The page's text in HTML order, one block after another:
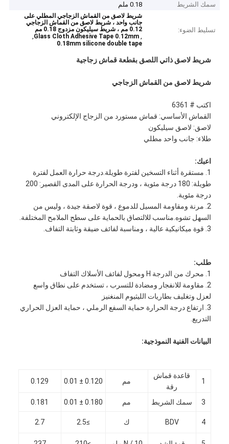
سمك الشريط
0.18 ملم
تسليط الضوء:
شريط لاصق من القماش الزجاجي المطلي على
جانب واحد ، شريط لاصق من القماش الزجاجي
0.12 مم ، شريط سيليكون مزدوج 0.18 مم
,
Glass Cloth Adhesive Tape 0.12mm
,
0.18mm silicone double tape
شريط لاصق ذاتي اللصق بقطعة قماش زجاجية
شريط لاصق من القماش الزجاجي
اكتب # 6361
القماش الأساسي: قماش مستورد من الزجاج الإلكتروني
لاصق: لاصق سيليكون
طلاء: جانب واحد مطلي
اعبك:
1. مستقرة أثناء التسخين لفترة طويلة.درجة حرارة العمل لفترة
طويلة: 180 درجة مئوية ، ودرجة الحرارة على المدى القصير: 200
درجة مئوية.
2. مرنة ومقاومة المسيل للدموع ، قوة لاصقة جيدة ، وليس من
السهل تشوه.مناسب للالتصاق بالحماية على سطح الملامح المختلفة.
3. قوة ميكانيكية عالية ، ومناسبة لفائف ضيقة وثابتة التفاف.
طلب:
1. محرك من الدرجة H ومحول لفائف الأسلاك التفاف
2. مقاومة للانفجار ومضادة للتسرب ، تستخدم على نطاق واسع
لعزل وتغليف بطاريات الليثيوم المنغنيز
3. ارتفاع درجة الحرارة حماية السفع الرملي ، حماية العزل الحراري
التدريع.
البيانات الفنية النموذجية:
1
قاعدة قماش
رقة
مم 0.120 ± 0.01
0.129
3 سمك الشريط مم 0.180 ± 0.01
0.181
4
BDV ك ≥2.5
2.7